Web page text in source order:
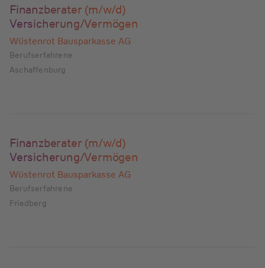
Finanzberater (m/w/d)
Versicherung/Vermögen
Wüstenrot Bausparkasse AG
Berufserfahrene
Aschaffenburg
Finanzberater (m/w/d)
Versicherung/Vermögen
Wüstenrot Bausparkasse AG
Berufserfahrene
Friedberg